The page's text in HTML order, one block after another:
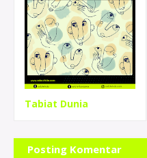
Tabiat Dunia
Posting Komentar